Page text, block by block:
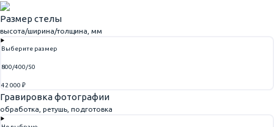
Размер стелы
высота/ширина/толщина, мм
Выберите размер
800/400/50
42 000 ₽
Гравировка фотографии
обработка, ретушь, подготовка